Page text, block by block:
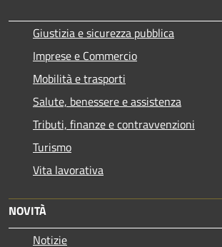
Giustizia e sicurezza pubblica
Imprese e Commercio
Mobilità e trasporti
Salute, benessere e assistenza
Tributi, finanze e contravvenzioni
Turismo
Vita lavorativa
NOVITÀ
Notizie